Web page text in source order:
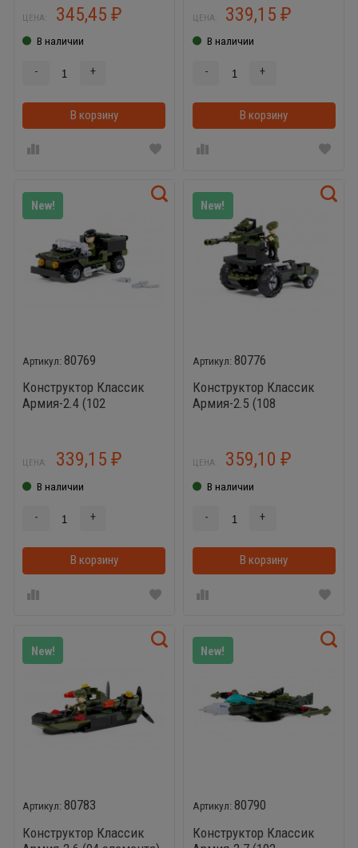
ЦЕНА: 345,45 ₽
В наличии
- +
В корзину В корзинке
ЦЕНА: 339,15₽
В наличии
- +
В корзину
New!
80769
Конструктор Классик
Армия-2.4 (102
ЦЕНА: 339,15 ₽
В наличии
- +
В корзину В корзинке
New!
80776
Конструктор Классик
Армия-2.5 (108
ЦЕНА: 359,10₽
В наличии
- +
В корзину
New!
80783
Конструктор Классик
New!
80790
Конструктор Классик